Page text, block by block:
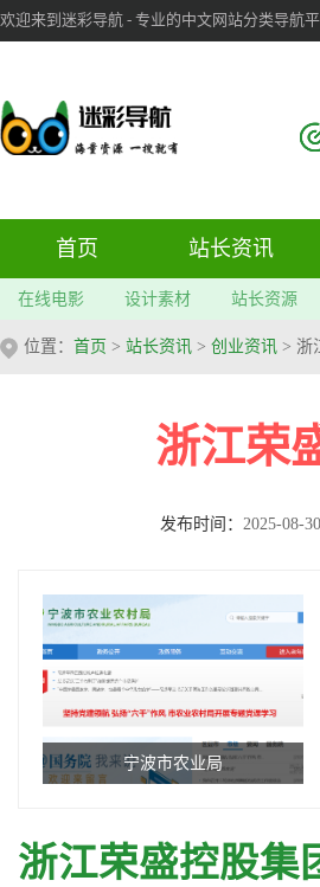
欢迎来到迷彩导航 - 专业的中文网站分类导航
首页 站长资讯
在线电影 设计素材 站长资源
位置： 首页 > 站长资讯 > 创业资讯 > 浙
浙江荣
发布时间： 2025-08-
宁波市农业局
浙江荣盛控股集